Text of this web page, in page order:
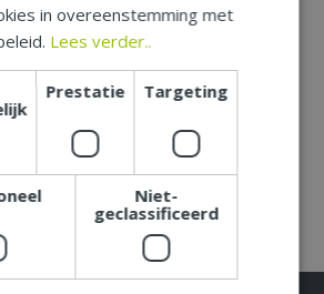
in overeenstemming met
Lees verder..
Prestatie Targeting
Niet-
geclassificeerd